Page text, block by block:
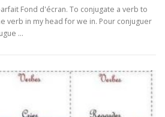
Fond d'écran. To conjugate a verb to
verb in my head for we in. Pour conjuguer
…